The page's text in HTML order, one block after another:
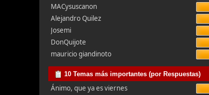
MACysuscanon
Alejandro Quilez
Josemi
DonQuijote
mauricio giandinoto
10 Temas más importantes (por Respuestas)
Ánimo, que ya es viernes